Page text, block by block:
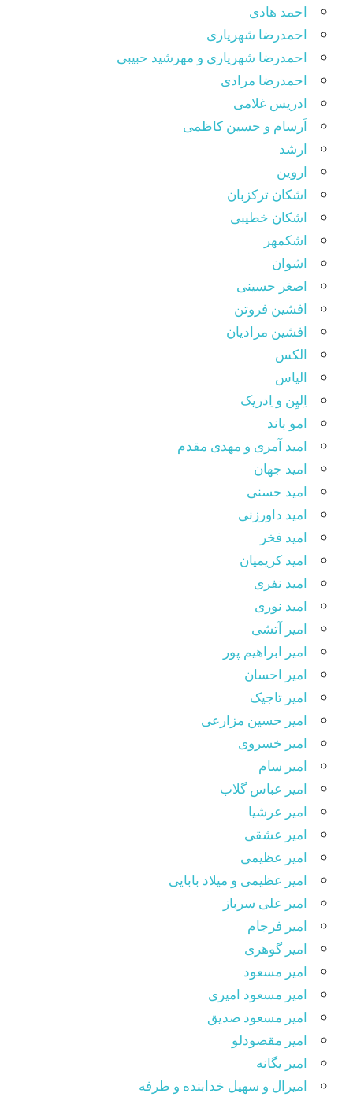
احمد هادی
احمدرضا شهریاری
احمدرضا شهریاری و مهرشید حبیبی
احمدرضا مرادی
ادریس غلامی
اَرسام و حسین کاظمی
ارشد
اروین
اشکان ترکزبان
اشکان خطیبی
اشکمهر
اشوان
اصغر حسینی
افشین فروتن
افشین مرادیان
الکس
الیاس
اِلیِن و اِدریک
امو باند
امید آمری و مهدی مقدم
امید جهان
امید حسنی
امید داورزنی
امید فخر
امید کریمیان
امید نفری
امید نوری
امیر آتشی
امیر ابراهیم پور
امیر احسان
امیر تاجیک
امیر حسین مزارعی
امیر خسروی
امیر سام
امیر عباس گلاب
امیر عرشیا
امیر عشقی
امیر عظیمی
امیر عظیمی و میلاد بابایی
امیر علی سرباز
امیر فرجام
امیر گوهری
امیر مسعود
امیر مسعود امیری
امیر مسعود صدیق
امیر مقصودلو
امیر یگانه
امیرال و سهیل خدابنده و طرفه